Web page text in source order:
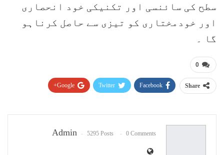
سطح کی سائنسی اور تکنیکی خود انحصاری
اور خودمختاری کو تیزی سے حاصل کرناہو
گا ۔
0
Share
Facebook
Twitter
Google+
Admin 5295 Posts 0 Comments